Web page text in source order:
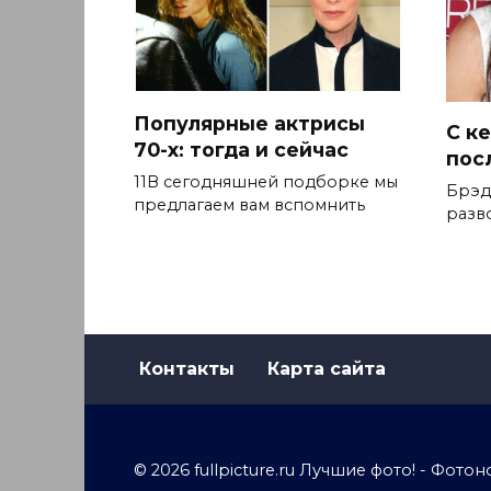
Популярные актрисы
70-х: тогда и сейчас
11В сегодняшней подборке мы
предлагаем вам вспомнить
С
Контакты Карта сайта
© 2026 fullpicture.ru Лучшие фото! -